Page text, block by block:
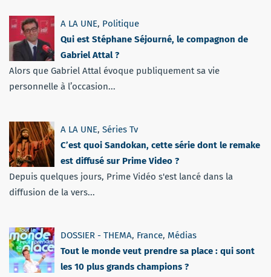
A LA UNE, Politique
Qui est Stéphane Séjourné, le compagnon de
Gabriel Attal ?
Alors que Gabriel Attal évoque publiquement sa vie
personnelle à l’occasion...
A LA UNE, Séries Tv
C’est quoi Sandokan, cette série dont le remake
est diffusé sur Prime Video ?
Depuis quelques jours, Prime Vidéo s'est lancé dans la
diffusion de la vers...
DOSSIER - THEMA, France, Médias
Tout le monde veut prendre sa place : qui sont
les 10 plus grands champions ?